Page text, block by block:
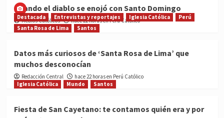
Cuando el diablo se enojó con Santo Domingo
Medios Católicos hace 22 horas en Perú Católico
Destacada Entrevistas y reportajes Iglesia Católica
Perú
Santa Rosa de Lima
Santos
Datos más curiosos de ‘Santa Rosa de Lima’ que
muchos desconocían
Redacción Central
hace 22 horas en Perú Católico
Iglesia Católica
Mundo Santos
Fiesta de San Cayetano: te contamos quién era y por